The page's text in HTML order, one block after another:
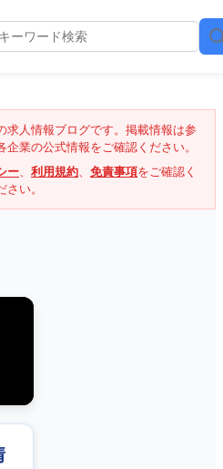
求人情報ブログです。掲載情報は参
業の公式情報をご確認ください。
ー、 利用規約、 免責事項をご確認く
さい。